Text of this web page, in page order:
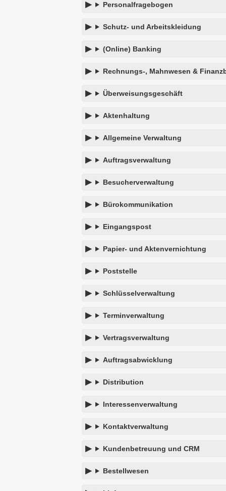
Personalfragebogen
Schutz- und Arbeitskleidung
(Online) Banking
Rechnungs-, Mahnwesen &
Überweisungsgeschäft
Aktenhaltung
Allgemeine Verwaltung
Auftragsverwaltung
Besucherverwaltung
Bürokommunikation
Eingangspost
Papier- und Aktenvernichtung
Poststelle
Schlüsselverwaltung
Terminverwaltung
Vertragsverwaltung
Auftragsabwicklung
Distribution
Interessenverwaltung
Kontaktverwaltung
Kundenbetreuung und CRM
Bestellwesen